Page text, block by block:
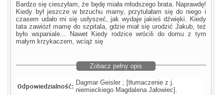
Bardzo się cieszyłam, że będę miała młodszego brata. Naprawdę!
Kiedy był jeszcze w brzuchu marny, przytulałam się do niego i
czasem udało mi się usłyszeć, jak wydaje jakieś dźwięki. Kiedy
tata zawiózł mamę do szpitala, gdzie miał się urodzić Jakub, też
było wspaniale... Nawet Kiedy rodzice wrócili do domu z tym
małym krzykaczem, wciąż się
Zobacz pełny opis
Odpowiedzialność: Dagmar Geisler ; [tłumaczenie z j.
niemieckiego Magdalena Jałowiec].